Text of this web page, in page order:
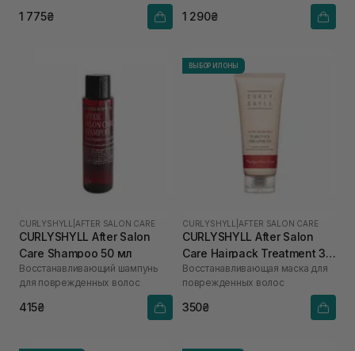
1 775₴ 1 290₴
CURLYSHYLL AFTER SALON CARE
CURLYSHYLL After Salon
Care Shampoo 50 мл
Восстанавливающий шампунь
для поврежденных волос
415₴
ВЫБОР ИЛОНЫ
CURLYSHYLL AFTER SALON CARE
CURLYSHYLL After Salon
Care Hairpack Treatment 30
мл
Восстанавливающая маска для
поврежденных волос
350₴